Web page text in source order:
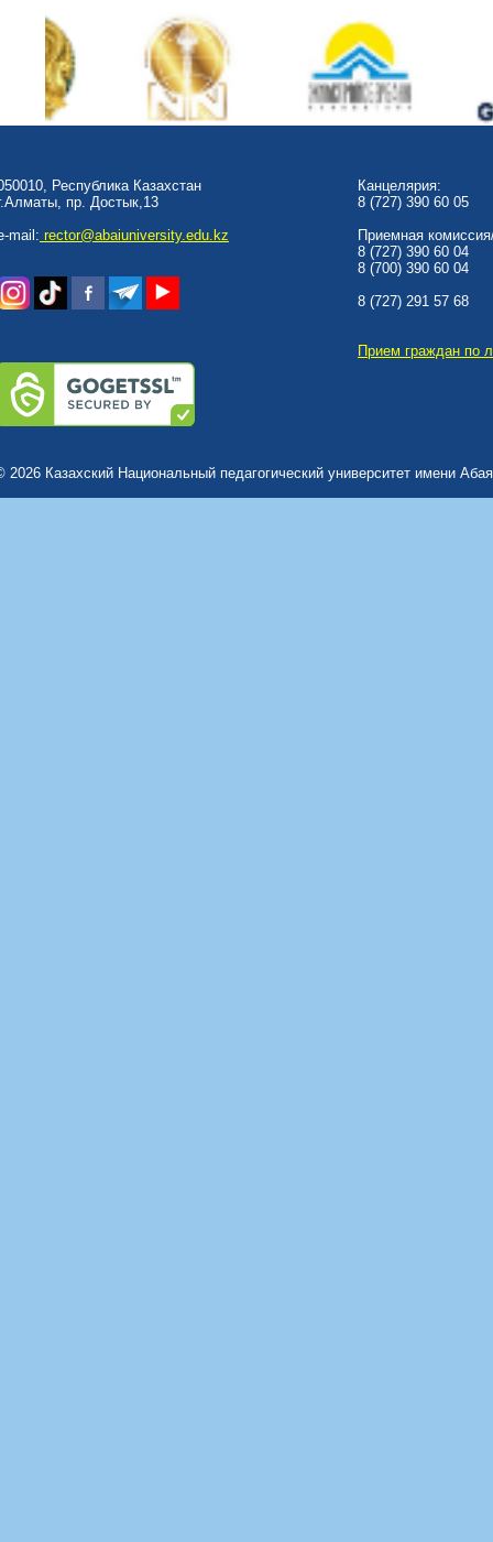
Республика Казахстан
пр. Достык,13
mail: rector@abaiuniversity.edu.kz
Канцелярия:
8 (727) 390 60 05
Приемная
8 (727) 390 60 04
8 (700) 390 60 04
8 (727) 291 57 68
Прием граждан по
2026 Казахский Национальный педагогический университет имени Абая